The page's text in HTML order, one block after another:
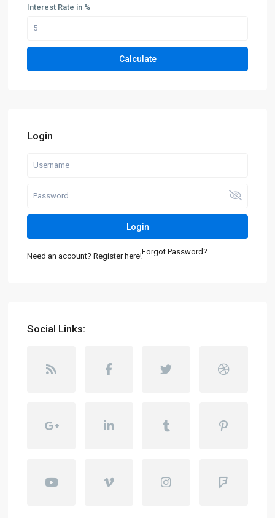
Interest Rate in %
Calculate
Login
Login
Need an account? Register here!Forgot Password?
Social Links: